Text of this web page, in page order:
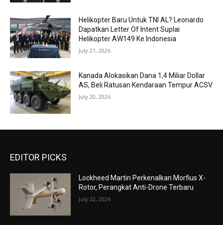
Helikopter Baru Untuk TNI AL? Leonardo
Dapatkan Letter Of Intent Suplai
Helikopter AW149 Ke Indonesia
July 21, 2026
Kanada Alokasikan Dana 1,4 Miliar Dollar
AS, Beli Ratusan Kendaraan Tempur ACSV
July 20, 2026
EDITOR PICKS
Lockheed Martin Perkenalkan Morfius X-
Rotor, Perangkat Anti-Drone Terbaru
July 22, 2026